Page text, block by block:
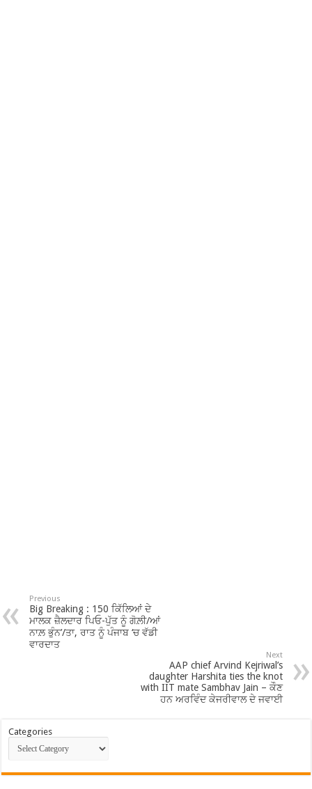
Previous
Big Breaking : 150 ਕਿੱਲਿਆਂ ਦੇ
ਮਾਲਕ ਜ਼ੈਲਦਾਰ ਪਿਓ-ਪੁੱਤ ਨੂੰ ਗੋਲ਼ੀ/ਆਂ
ਨਾਲ਼ ਭੁੰਨ’/ਤਾ, ਰਾਤ ਨੂੰ ਪੰਜਾਬ ‘ਚ ਵੱਡੀ
ਵਾਰਦਾਤ
Next
AAP chief Arvind Kejriwal’s
daughter Harshita ties the knot
with IIT mate Sambhav Jain – ਕੌਣ
ਹਨ ਅਰਵਿੰਦ ਕੇਜਰੀਵਾਲ ਦੇ ਜਵਾਈ
Categories